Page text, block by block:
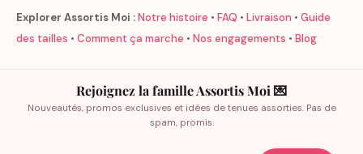
Explorer Assortis Moi :Notre histoire • FAQ • Livraison • Guide
des tailles • Comment ça marche • Nos engagements • Blog
Rejoignez la famille Assortis Moi 💌
Nouveautés, promos exclusives et idées de tenues assorties. Pas de
spam, promis.